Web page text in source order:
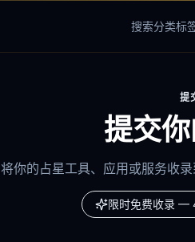
搜索分类标
提
提交
将你的占星工具、应用或服务收
限时免费收录 —